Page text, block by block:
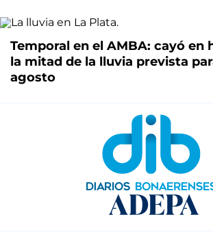
Temporal en el AMBA: cayó en
la mitad de la lluvia prevista
agosto